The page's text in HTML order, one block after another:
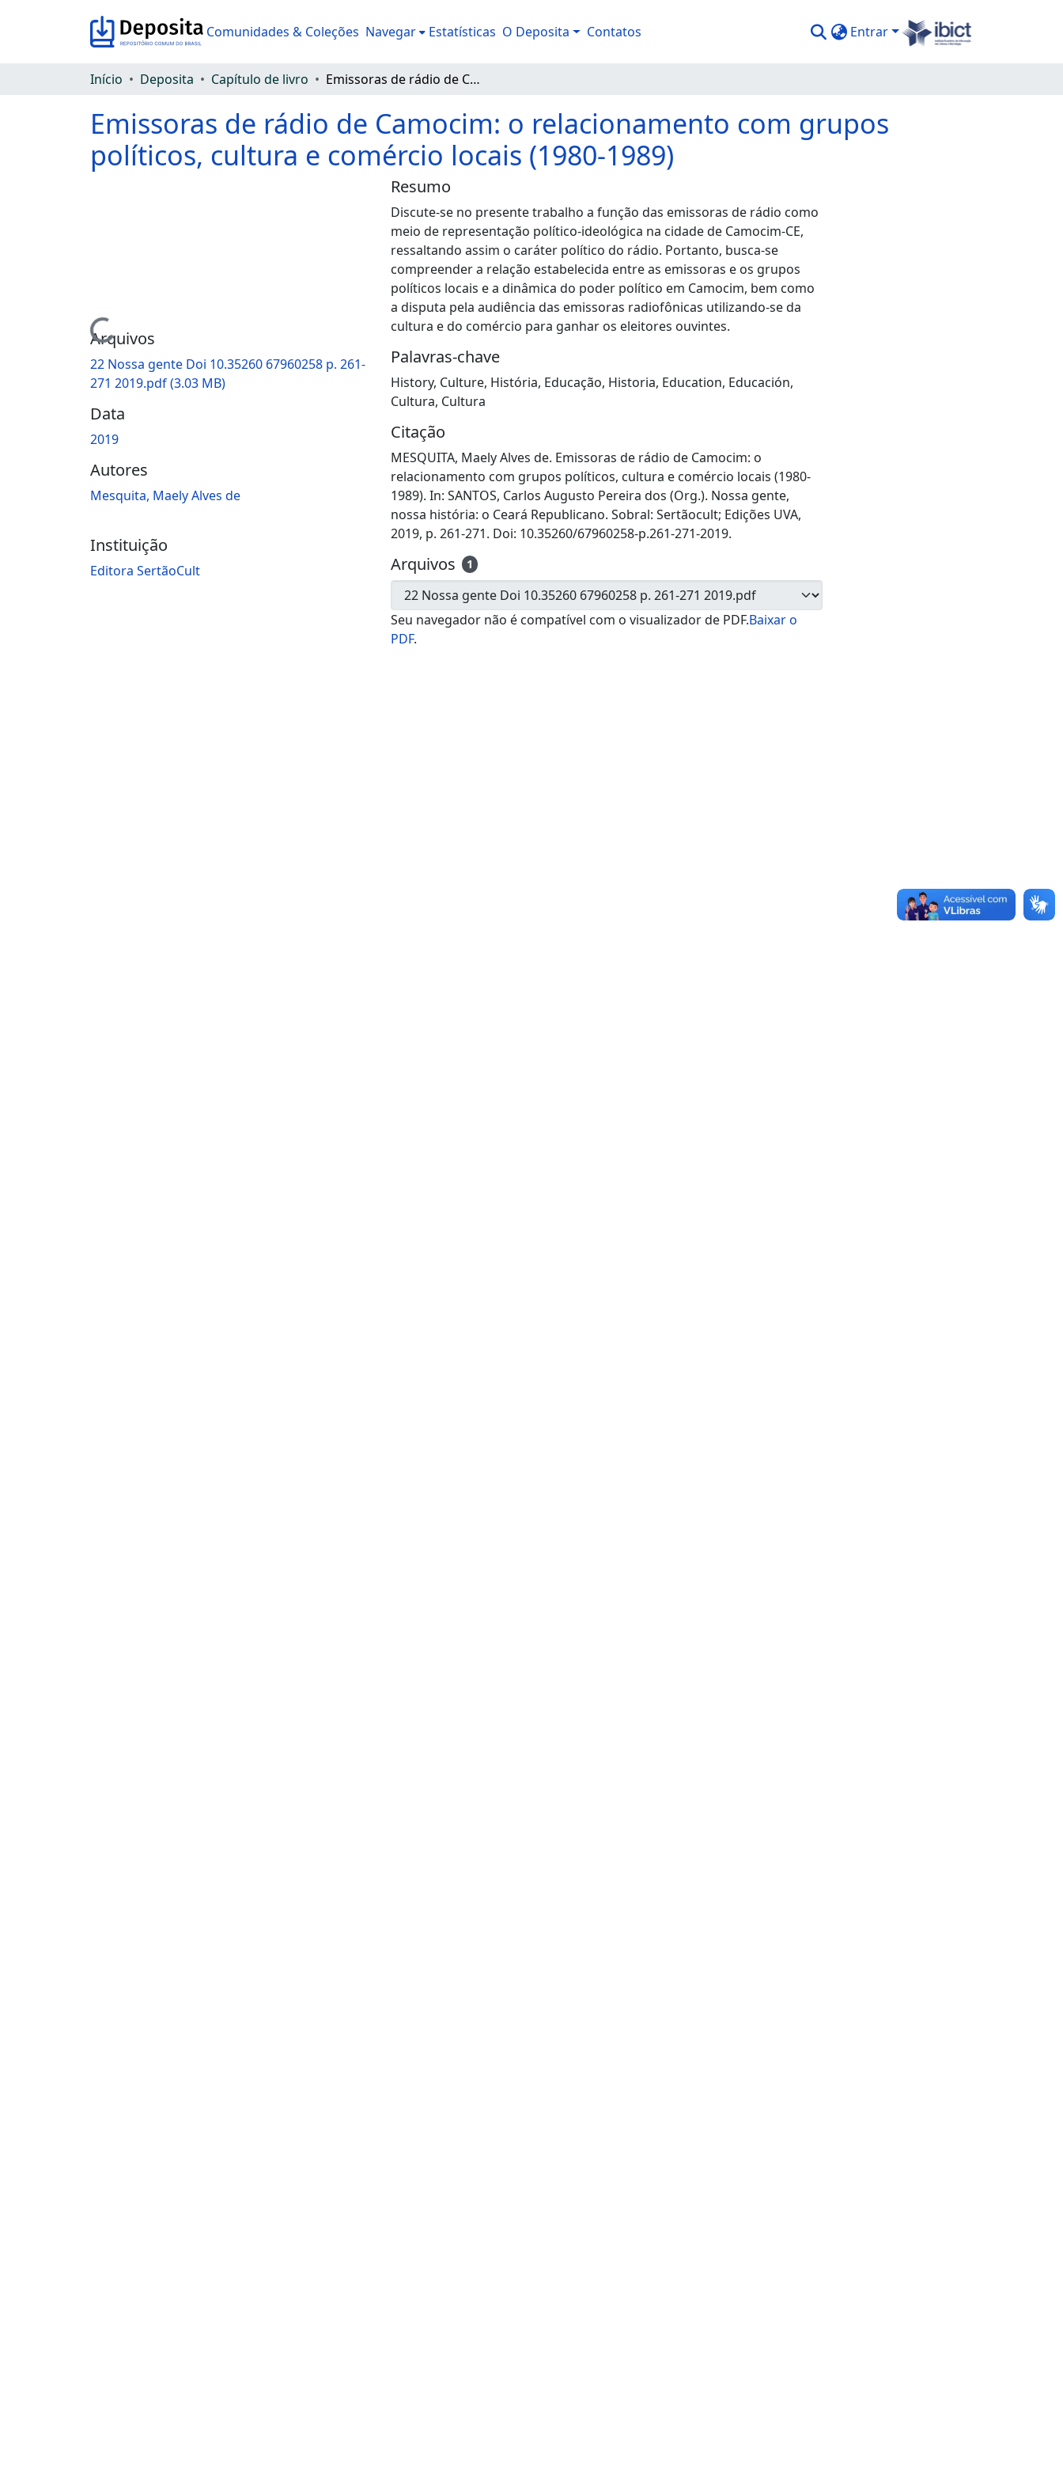
Comunidades & Coleções Navegar Estatísticas O Deposita Contatos Entrar
Início Deposita Capítulo de livro Emissoras de rádio de Camocim: o relacionamento com grupos políticos, cultura e comércio locais (1980-1989)
Emissoras de rádio de Camocim: o relacionamento com grupos
políticos, cultura e comércio locais (1980-1989)
Carregando...
Arquivos
22 Nossa gente Doi 10.35260 67960258 p. 261-
271 2019.pdf(3.03 MB)
Data
2019
Autores
Mesquita, Maely Alves de
Instituição
Editora SertãoCult
Resumo
Discute-se no presente trabalho a função das emissoras de rádio como
meio de representação político-ideológica na cidade de Camocim-CE,
ressaltando assim o caráter político do rádio. Portanto, busca-se
compreender a relação estabelecida entre as emissoras e os grupos
políticos locais e a dinâmica do poder político em Camocim, bem como
a disputa pela audiência das emissoras radiofônicas utilizando-se da
cultura e do comércio para ganhar os eleitores ouvintes.
Palavras-chave
History, Culture, História, Educação, Historia, Education, Educación,
Cultura, Cultura
Citação
MESQUITA, Maely Alves de. Emissoras de rádio de Camocim: o
relacionamento com grupos políticos, cultura e comércio locais (1980-
1989). In: SANTOS, Carlos Augusto Pereira dos (Org.). Nossa gente,
nossa história: o Ceará Republicano. Sobral: Sertãocult; Edições UVA,
2019, p. 261-271. Doi: 10.35260/67960258-p.261-271-2019.
Arquivos 1
Seu navegador não é compatível com o visualizador de PDF.Baixar o
PDF.